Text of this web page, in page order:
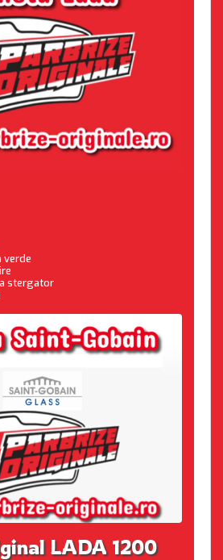
verde
stergator
LADA 1200